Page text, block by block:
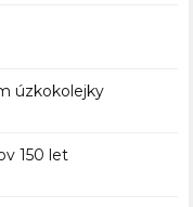
úzkokolejky
150 let